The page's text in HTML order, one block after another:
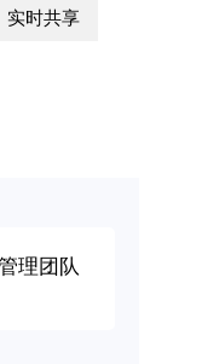
实时共享
理团队